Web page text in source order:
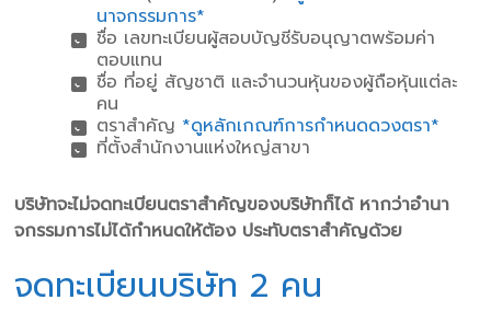
นาจกรรมการ*
ชื่อ เลขทะเบียนผู้สอบบัญชีรับอนุญาตพร้อมค่า
ตอบแทน
ชื่อ ที่อยู่ สัญชาติ และจํานวนหุ้นของผู้ถือหุ้นแต่ละ
คน
ตราสําคัญ *ดูหลักเกณฑ์การกําหนดดวงตรา*
ที่ตั้งสํานักงานแห่งใหญ่สาขา
บริษัทจะไม่จดทะเบียนตราสําคัญของบริษัทก็ได้ หากว่าอํานา
จกรรมการไม่ได้กําหนดให้ต้อง ประทับตราสําคัญด้วย
จดทะเบียนบริษัท 2 คน